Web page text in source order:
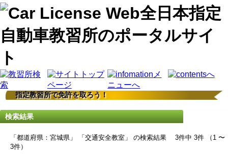
指定教習所で免許を取ろう！
検索結果
「都道府県：宮城県」 「交通安全教室」 の検索結果 3件中 3件 （1 〜
3件）